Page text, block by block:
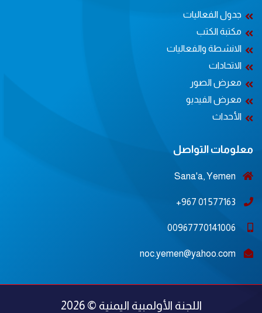
جدول الفعاليات
مكتبة الكتب
الانشطة والفعاليات
الاتحادات
معرض الصور
معرض الفيديو
الأحداث
معلومات التواصل
Sana'a, Yemen
577163 01 967+
00967770141006
noc.yemen@yahoo.com
اللجنة الأولمبية اليمنية © 2026